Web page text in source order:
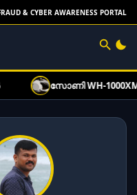
& CYBER AWARENESS PORTAL
സോണി WH-1000XM6